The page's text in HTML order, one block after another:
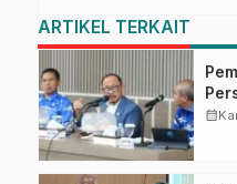
ARTIKEL TERKAIT
calendar_month